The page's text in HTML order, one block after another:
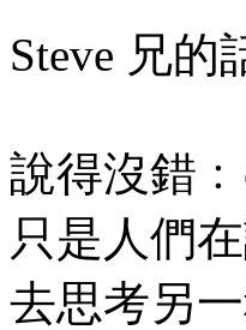
Steve 兄
說得沒錯
只是人們
去思考另一